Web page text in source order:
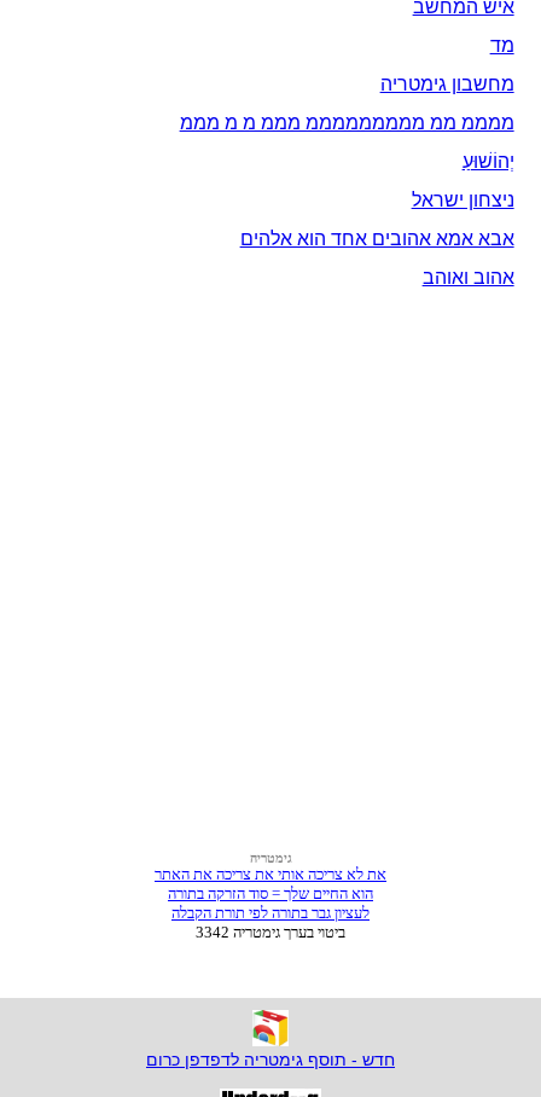
איש המחשב
מד
מחשבון גימטריה
ממממ ממ מממממממממ מממ מ מ מממ
יְהוֹשׁוּעַ
ניצחון ישראל
אבא אמא אהובים אחד הוא אלהים
אהוב ואוהב
חדש - תוסף גימטריה לדפדפן כרום